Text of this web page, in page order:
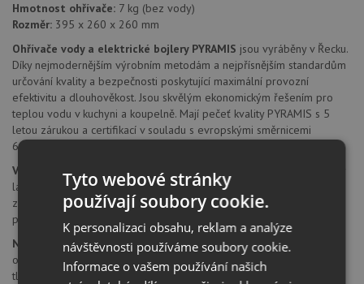
Hmotnost ohřívače: 7 kg (bez vody)
Rozměr: 395 x 260 x 260 mm
Ohřívače vody a elektrické bojlery PYRAMIS jsou vyráběny v Řecku.
Díky nejmodernějším výrobním metodám a nejpřísnějším standardům
určování kvality a bezpečnosti poskytující maximální provozní
efektivitu a dlouhověkost. Jsou skvělým ekonomickým řešením pro
teplou vodu v kuchyni a koupelně. Mají pečeť kvality PYRAMIS s 5
letou zárukou a certifikací v souladu s evropskými směrnicemi
60035-1 a 60035-2.
Vnější obalje vyrobený z DCP o tloušťce 0,5 mm a je elektrostaticky
lakovaný při 180 °C, což poskytuje maximální ochranu proti korozi
způsobenou vodními parami a vlhkostí. V případě 10 l nádob je z
plastu.
Nádrž na voduz DCP 04 plechu o tloušťce 1,8 mm se švem vpředu
oproti třem které se obyčejně používají. Jejich pevnost se zkouší při
tlaku 10 atmosfér. Díky tomu má vysokou odolnost proti korozi,
Tyto webové stránky
používají soubory cookie.
K personalizaci obsahu, reklam a analýze
návštěvnosti používáme soubory cookie.
Informace o vašem používání našich